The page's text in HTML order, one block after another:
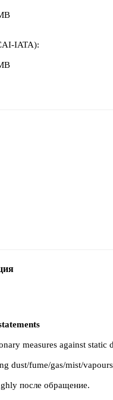
IATA):
measures against static
dust/fume/gas/mist/
после обращение.